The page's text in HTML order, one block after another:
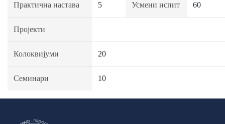
Практична настава 5 Усмени испит 60
Пројекти
Колоквијуми 20
Семинари 10